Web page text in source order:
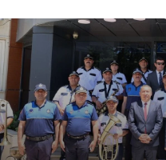
11:11 MANŞET